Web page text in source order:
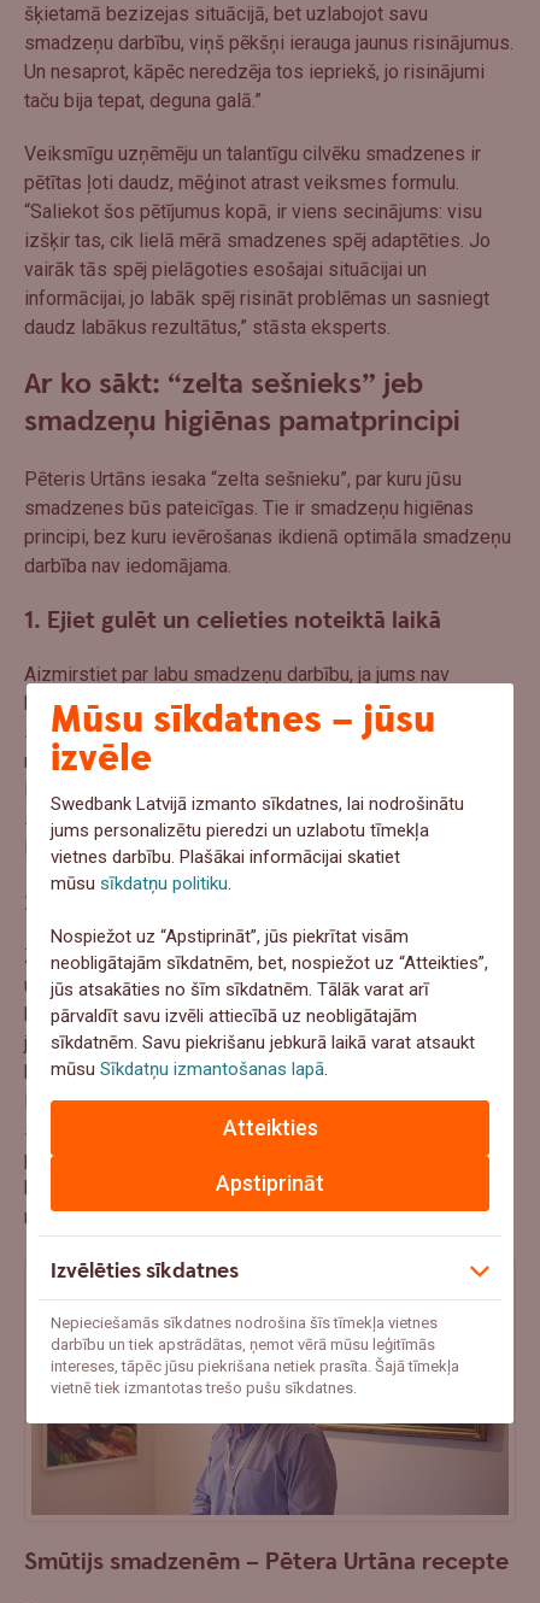
šķietamā bezizejas situācijā, bet uzlabojot savu
smadzeņu darbību, viņš pēkšņi ierauga jaunus risinājumus.
Un nesaprot, kāpēc neredzēja tos iepriekš, jo risinājumi
taču bija tepat, deguna galā.”
Veiksmīgu uzņēmēju un talantīgu cilvēku smadzenes ir
pētītas ļoti daudz, mēģinot atrast veiksmes formulu.
“Saliekot šos pētījumus kopā, ir viens secinājums: visu
izšķir tas, cik lielā mērā smadzenes spēj adaptēties. Jo
vairāk tās spēj pielāgoties esošajai situācijai un
informācijai, jo labāk spēj risināt problēmas un sasniegt
daudz labākus rezultātus,” stāsta eksperts.
Ar ko sākt: “zelta sešnieks” jeb
smadzeņu higiēnas pamatprincipi
Pēteris Urtāns iesaka “zelta sešnieku”, par kuru jūsu
smadzenes būs pateicīgas. Tie ir smadzeņu higiēnas
principi, bez kuru ievērošanas ikdienā optimāla smadzeņu
darbība nav iedomājama.
1. Ejiet gulēt un celieties noteiktā laikā
Aizmirstiet par labu smadzeņu darbību, ja jums nav
kvalitatīvs miegs. Tiek daudz runāts par miega stundu
skaitu, telpu iekārtojumu utt., bet ļoti svarīga ir tieši miega
regularitāte, tas ir, gulētiešana un pamošanās noteiktā
laikā. Pat ja šāda regulāra režīma ieviešana un ievērošana
sākumā sagādā grūtības, pēc laika smadzenes tam
lieliski pielāgojas.
2. Dodiet smadzenēm to, kas tām “garšo”
Zivis, ogas, spināti un brokoļi (visi zaļie dārzeņi), sēklas
un rieksti – tie ir daži no galvenajiem smadzenēm
būtiskas barības vielas saturošajiem produktiem. Īpaši
jāizceļ šķidruma lietošana – ir jādzer ūdens! Ir pierādīts,
ka slāpes samazina koncentrēšanās spējas par 20–30%.
Interesanti, ka negribēšana dzert nereti liecina par
smadzeņu nepietiekamu aktivitāti vai arī to nepietiekamu
pašorganizēšanās spēju. Optimāli darbojošās smadzenes
kļūst “skaļākas”, un to signāli par ūdens nepieciešamību –
regulāri.
Smūtijs smadzenēm – Pētera Urtāna recepte
Mūsu sīkdatnes – jūsu
izvēle
Swedbank Latvijā izmanto sīkdatnes, lai nodrošinātu
jums personalizētu pieredzi un uzlabotu tīmekļa
vietnes darbību. Plašākai informācijai skatiet
mūsusīkdatņu politiku
Nospiežot uz “Apstiprināt”, jūs piekrītat visām
neobligātajām sīkdatnēm, bet, nospiežot uz “Atteikties”,
jūs atsakāties no šīm sīkdatnēm. Tālāk varat arī
pārvaldīt savu izvēli attiecībā uz neobligātajām
sīkdatnēm. Savu piekrišanu jebkurā laikā varat atsaukt
mūsuSīkdatņu izmantošanas lapā
Apstiprināt
Atteikties
Izvēlēties sīkdatnes
Nepieciešamās sīkdatnes nodrošina šīs tīmekļa vietnes
darbību un tiek apstrādātas, ņemot vērā mūsu leģitīmās
intereses, tāpēc jūsu piekrišana netiek prasīta. Šajā tīmekļa
vietnē tiek izmantotas trešo pušu sīkdatnes.